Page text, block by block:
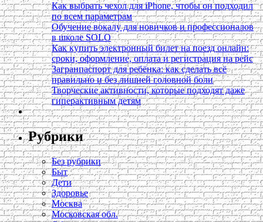
Как выбрать чехол для iPhone, чтобы он подходил
по всем параметрам
Обучение вокалу для новичков и профессионалов
в школе SOLO
Как купить электронный билет на поезд онлайн:
сроки, оформление, оплата и регистрация на рейс
Загранпаспорт для ребёнка: как сделать всё
правильно и без лишней головной боли
Творческие активности, которые подходят даже
гиперактивным детям
Рубрики
Без рубрики
Быт
Дети
Здоровье
Москва
Московская обл.